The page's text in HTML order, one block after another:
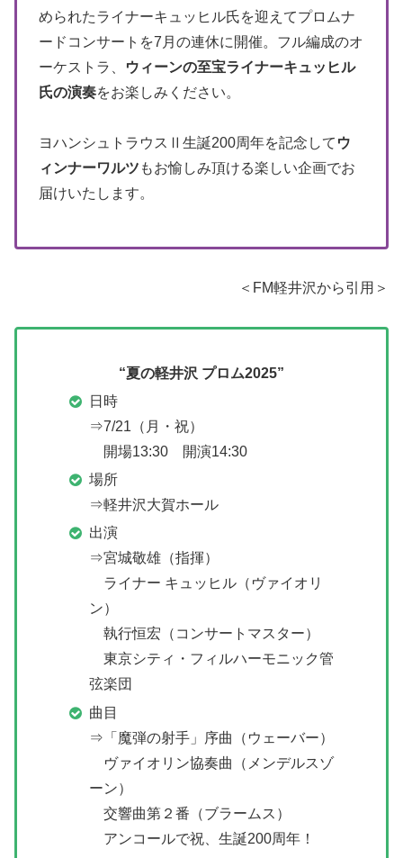
められたライナーキュッヒル氏を迎えてプロムナ
ードコンサートを7月の連休に開催。フル編成のオ
ーケストラ、
ウィーンの至宝ライナーキュッヒル
氏の演奏をお楽しみください。
ヨハンシュトラウスⅡ生誕200周年を記念して ウ
ィンナーワルツ もお愉しみ頂ける楽しい企画でお
届けいたします。
＜FM軽井沢から引用＞
“夏の軽井沢 プロム2025”
日時
⇒7/21（月・祝）
開場13:30 開演14:30
場所
⇒軽井沢大賀ホール
出演
⇒宮城敬雄（指揮）
ライナー キュッヒル（ヴァイオリ
ン）
執行恒宏（コンサートマスター）
東京シティ・フィルハーモニック管
弦楽団
曲目
⇒「魔弾の射手」序曲（ウェーバー）
ヴァイオリン協奏曲（メンデルスゾ
ーン）
交響曲第２番（ブラームス）
アンコールで祝、生誕200周年！